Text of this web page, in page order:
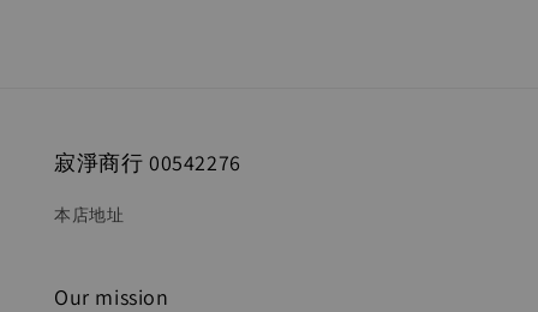
寂淨商行 00542276
本店地址
Our mission